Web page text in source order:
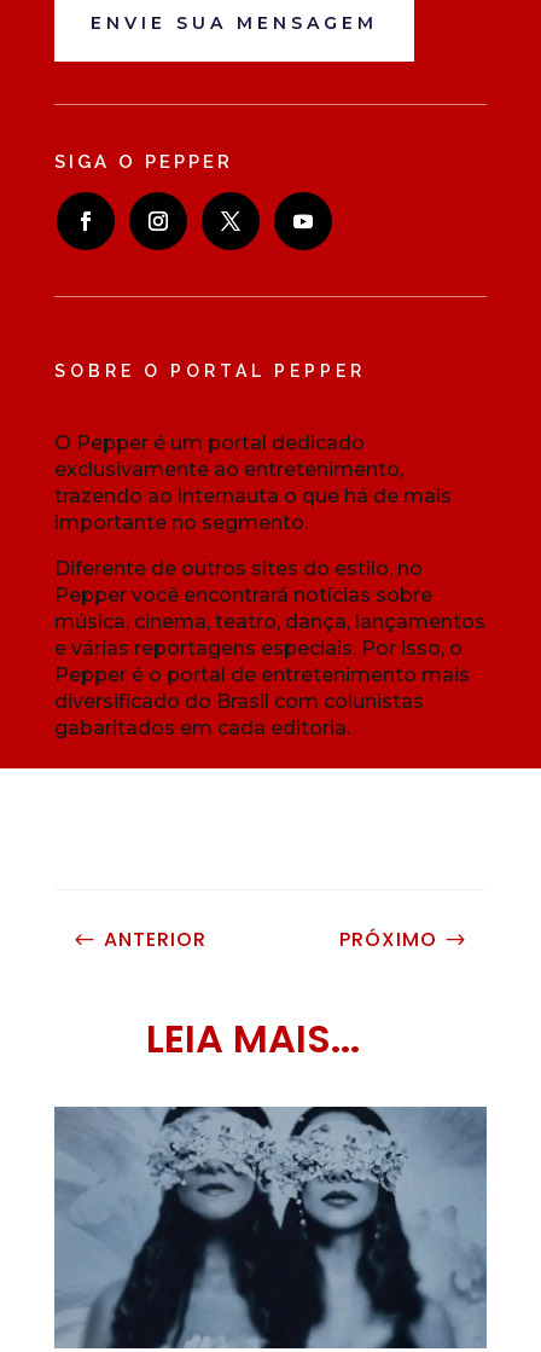
ENVIE SUA MENSAGEM
SIGA O PEPPER
SOBRE O PORTAL PEPPER
O Pepper é um portal dedicado
exclusivamente ao entretenimento,
trazendo ao internauta o que há de mais
importante no segmento.
Diferente de outros sites do estilo, no
Pepper você encontrará notícias sobre
música, cinema, teatro, dança, lançamentos
e várias reportagens especiais. Por isso, o
Pepper é o portal de entretenimento mais
diversificado do Brasil com colunistas
gabaritados em cada editoria.
# ANTERIOR PRÓXIMO $
LEIA MAIS...